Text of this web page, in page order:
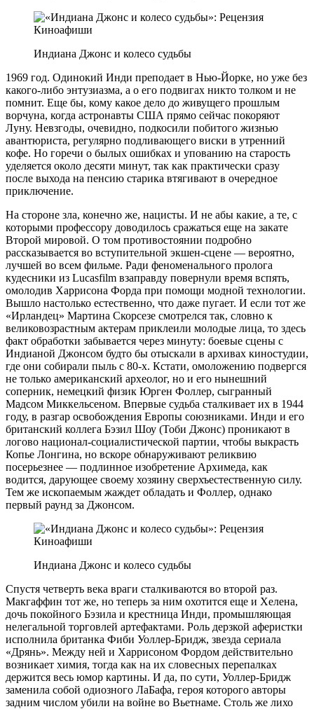
Индиана Джонс и колесо судьбы
1969 год. Одинокий Инди преподает в Нью-Йорке, но уже без
какого-либо энтузиазма, а о его подвигах никто толком и не
помнит. Еще бы, кому какое дело до живущего прошлым
ворчуна, когда астронавты США прямо сейчас покоряют
Луну. Невзгоды, очевидно, подкосили побитого жизнью
авантюриста, регулярно подливающего виски в утренний
кофе. Но горечи о былых ошибках и упованию на старость
уделяется около десяти минут, так как практически сразу
после выхода на пенсию старика втягивают в очередное
приключение.
На стороне зла, конечно же, нацисты. И не абы какие, а те, с
которыми профессору доводилось сражаться еще на закате
Второй мировой. О том противостоянии подробно
рассказывается во вступительной экшен-сцене — вероятно,
лучшей во всем фильме. Ради феноменального пролога
кудесники из Lucasfilm взаправду повернули время вспять,
омолодив Харрисона Форда при помощи модной технологии.
Вышло настолько естественно, что даже пугает. И если тот же
«Ирландец» Мартина Скорсезе смотрелся так, словно к
великовозрастным актерам приклеили молодые лица, то здесь
факт обработки забывается через минуту: боевые сцены с
Индианой Джонсом будто бы отыскали в архивах киностудии,
где они собирали пыль с 80-х. Кстати, омоложению подвергся
не только американский археолог, но и его нынешний
соперник, немецкий физик Юрген Фоллер, сыгранный
Мадсом Миккельсеном. Впервые судьба сталкивает их в 1944
году, в разгар освобождения Европы союзниками. Инди и его
британский коллега Бэзил Шоу (Тоби Джонс) проникают в
логово национал-социалистической партии, чтобы выкрасть
Копье Лонгина, но вскоре обнаруживают реликвию
посерьезнее — подлинное изобретение Архимеда, как
водится, дарующее своему хозяину сверхъестественную силу.
Тем же ископаемым жаждет обладать и Фоллер, однако
первый раунд за Джонсом.
Индиана Джонс и колесо судьбы
Спустя четверть века враги сталкиваются во второй раз.
Макгаффин тот же, но теперь за ним охотится еще и Хелена,
дочь покойного Бэзила и крестница Инди, промышляющая
нелегальной торговлей артефактами. Роль дерзкой аферистки
исполнила британка Фиби Уоллер-Бридж, звезда сериала
«Дрянь». Между ней и Харрисоном Фордом действительно
возникает химия, тогда как на их словесных перепалках
держится весь юмор картины. И да, по сути, Уоллер-Бридж
заменила собой одиозного ЛаБафа, героя которого авторы
задним числом убили на войне во Вьетнаме. Столь же лихо